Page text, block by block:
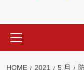
Menu
HOME 2021 5 月